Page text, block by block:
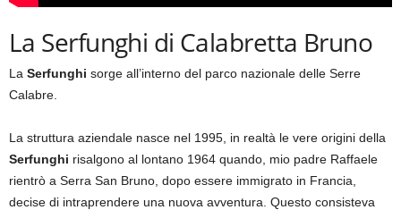
La Serfunghi di Calabretta Bruno
La Serfunghi sorge all’interno del parco nazionale delle Serre
Calabre.
La struttura aziendale nasce nel 1995, in realtà le vere origini della
Serfunghi risalgono al lontano 1964 quando, mio padre Raffaele
rientrò a Serra San Bruno, dopo essere immigrato in Francia,
decise di intraprendere una nuova avventura. Questo consisteva